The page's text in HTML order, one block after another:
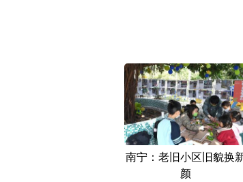
南宁：老旧小区旧貌换
颜